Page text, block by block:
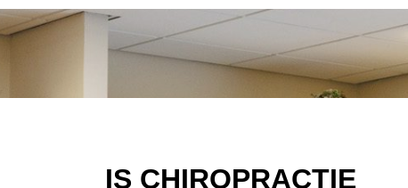
IS CHIROPRACTIE